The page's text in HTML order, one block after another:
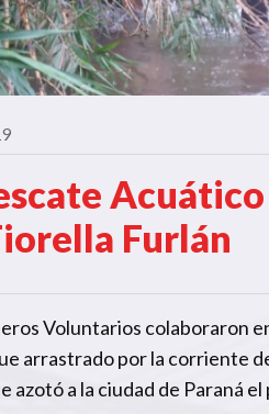
Furlán
Voluntarios colaboraron
arrastrado por la corriente
a la ciudad de Paraná